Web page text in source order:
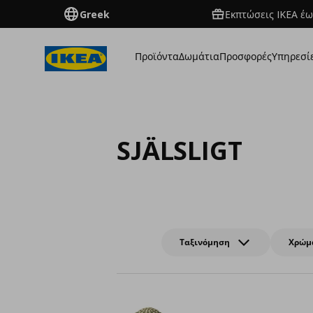
Greek Εκπτώσεις IKEA
ΠροϊόνταΔωμάτιαΠροσφορές
SJÄLSLIGT
Ταξινόμηση